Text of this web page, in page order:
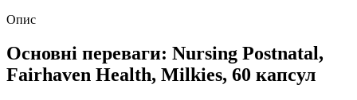
Опис
Основні переваги: Nursing Postnatal,
Fairhaven Health, Milkies, 60 капсул